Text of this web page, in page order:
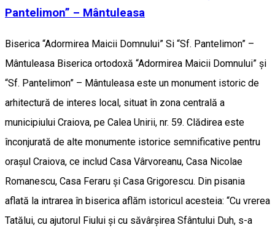
Pantelimon” – Mântuleasa
Biserica “Adormirea Maicii Domnului” Si “Sf. Pantelimon” –
Mântuleasa Biserica ortodoxă “Adormirea Maicii Domnului” și
“Sf. Pantelimon” – Mântuleasa este un monument istoric de
arhitectură de interes local, situat în zona centrală a
municipiului Craiova, pe Calea Unirii, nr. 59. Clădirea este
înconjurată de alte monumente istorice semnificative pentru
orașul Craiova, ce includ Casa Vârvoreanu, Casa Nicolae
Romanescu, Casa Feraru și Casa Grigorescu. Din pisania
aflată la intrarea în biserica aflăm istoricul acesteia: “Cu vrerea
Tatălui, cu ajutorul Fiului și cu săvârșirea Sfântului Duh, s-a